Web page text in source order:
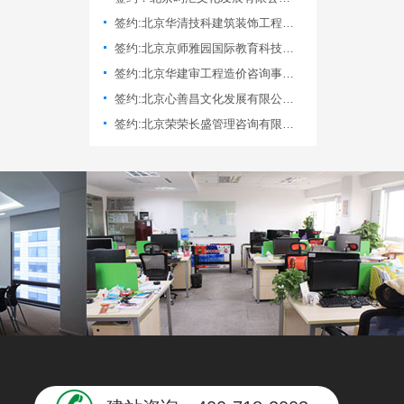
签约:北京华清技科建筑装饰工程有限公司,网站制作合同
签约:北京京师雅园国际教育科技院,网站制作合同
签约:北京华建审工程造价咨询事务所有限公司
签约:北京心善昌文化发展有限公司,网站制作合同
签约:北京荣荣长盛管理咨询有限公司,网站制作合同